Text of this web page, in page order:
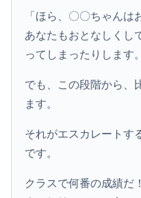
「ほら、〇〇ちゃん
あなたもおとなしくし
ってしまったりします。
でも、この段階から、
ます。
それがエスカレートす
です。
クラスで何番の成績だ